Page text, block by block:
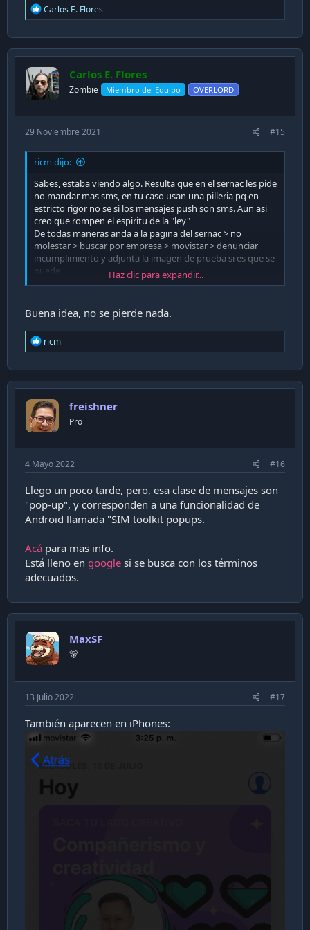
R
e
c
t
o
n
s
Carlos E. Flores
Carlos E. Flores
Zombie Miembro del Equipo OVERLORD
29 Noviembre 2021 #15
ricm dijo:
Sabes, estaba viendo algo. Resulta que en el sernac les pide
no mandar mas sms, en tu caso usan una pilleria pq en
estricto rigor no se si los mensajes push son sms. Aun asi
creo que rompen el espiritu de la "ley"
De todas maneras anda a la pagina del sernac > no
molestar > buscar por empresa > movistar > denunciar
incumplimiento y adjunta la imagen de prueba si es que se
puede.
Ver adjunto 20010
Haz clic para expandir...
Buena idea, no se pierde nada.
R
e
c
t
o
n
s
ricm
freishner
Pro
4 Mayo 2022 #16
Llego un poco tarde, pero, esa clase de mensajes son
"pop-up", y corresponden a una funcionalidad de
Android llamada "SIM toolkit popups.
Acá para mas info.
Está lleno en google si se busca con los términos
adecuados.
MaxSF
🐻
13 Julio 2022 #17
También aparecen en iPhones: